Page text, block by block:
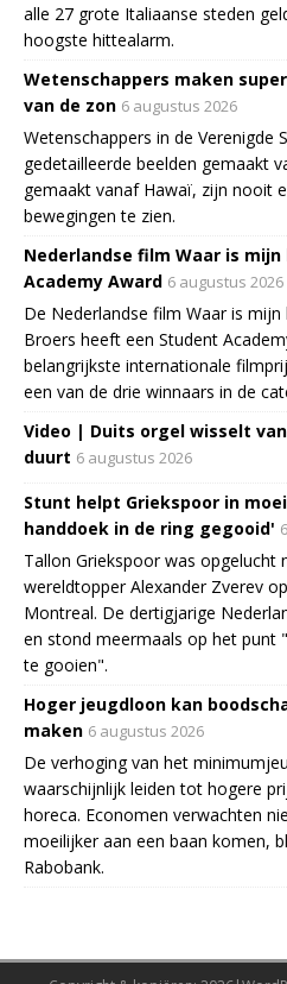
alle 27 grote Italiaanse steden
hoogste hittealarm.
Wetenschappers maken
van de zon 6 augustus 2026
Wetenschappers in de Verenigde
gedetailleerde beelden gemaakt
gemaakt vanaf Hawaï, zijn nooit
bewegingen te zien.
Nederlandse film Waar is
Academy Award 6 augustus 2026
De Nederlandse film Waar is mijn
Broers heeft een Student
belangrijkste internationale
een van de drie winnaars in de
Video | Duits orgel wisselt
duurt 6 augustus 2026
Stunt helpt Griekspoor in
handdoek in de ring gegooid'
Tallon Griekspoor was opgelucht
wereldtopper Alexander Zverev
Montreal. De dertigjarige
en stond meermaals op het punt
te gooien".
Hoger jeugdloon kan
maken 6 augustus 2026
De verhoging van het
waarschijnlijk leiden tot hogere
horeca. Economen verwachten
moeilijker aan een baan komen,
Rabobank.